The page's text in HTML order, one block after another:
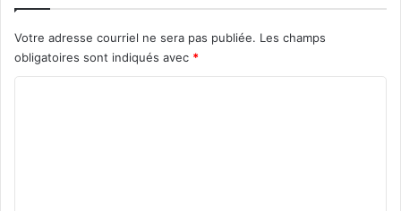
Votre adresse courriel ne sera pas publiée. Les champs
obligatoires sont indiqués avec *